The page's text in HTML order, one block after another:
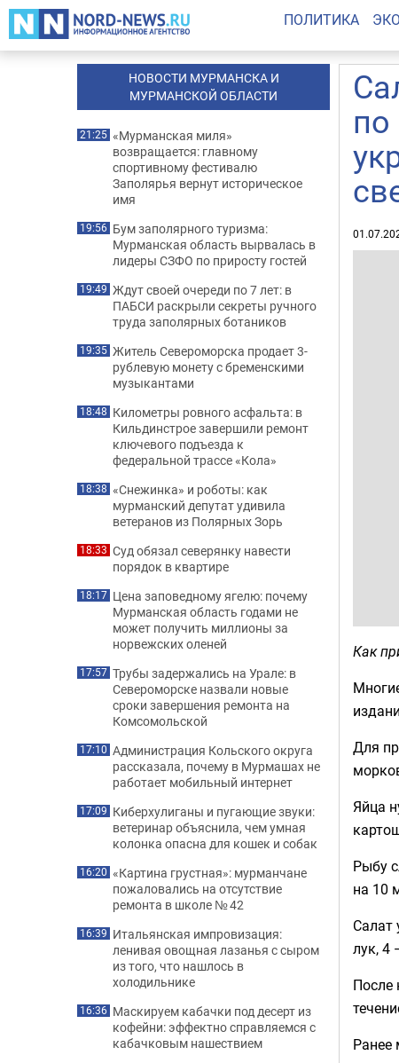
ПОЛИТИКА
по
Как
Для
Яйца
Рыбу
на 10
Салат
лук, 4
После
Ранее
НОВОСТИ МУРМАНСКА И
МУРМАНСКОЙ ОБЛАСТИ
21:25 «Мурманская миля»
возвращается: главному
спортивному фестивалю
Заполярья вернут историческое
имя
19:56 Бум заполярного туризма:
Мурманская область вырвалась в
лидеры СЗФО по приросту гостей
19:49 Ждут своей очереди по 7 лет: в
ПАБСИ раскрыли секреты ручного
труда заполярных ботаников
19:35 Житель Североморска продает 3-
рублевую монету с бременскими
музыкантами
18:48 Километры ровного асфальта: в
Кильдинстрое завершили ремонт
ключевого подъезда к
федеральной трассе «Кола»
18:38 «Снежинка» и роботы: как
мурманский депутат удивила
ветеранов из Полярных Зорь
18:33 Суд обязал северянку навести
порядок в квартире
18:17 Цена заповедному ягелю: почему
Мурманская область годами не
может получить миллионы за
норвежских оленей
17:57 Трубы задержались на Урале: в
Североморске назвали новые
сроки завершения ремонта на
Комсомольской
17:10 Администрация Кольского округа
рассказала, почему в Мурмашах не
работает мобильный интернет
17:09 Киберхулиганы и пугающие звуки:
ветеринар объяснила, чем умная
колонка опасна для кошек и собак
16:20 «Картина грустная»: мурманчане
пожаловались на отсутствие
ремонта в школе № 42
16:39 Итальянская импровизация:
ленивая овощная лазанья с сыром
из того, что нашлось в
холодильнике
16:36 Маскируем кабачки под десерт из
кофейни: эффектно справляемся с
кабачковым нашествием